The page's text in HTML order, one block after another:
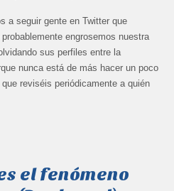
a seguir gente en Twitter que
engrosemos nuestra
sus perfiles entre la
nunca está de más hacer un poco
reviséis periódicamente a quién
el fenómeno